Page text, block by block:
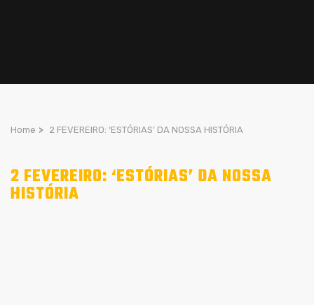
Home > 2 FEVEREIRO: ‘ESTÓRIAS’ DA NOSSA HISTÓRIA
2 FEVEREIRO: ‘ESTÓRIAS’ DA NOSSA
HISTÓRIA